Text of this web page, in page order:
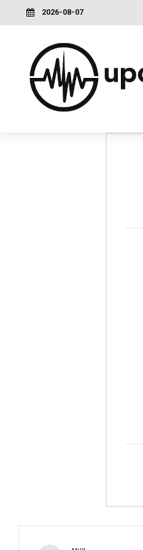
2026-08-07